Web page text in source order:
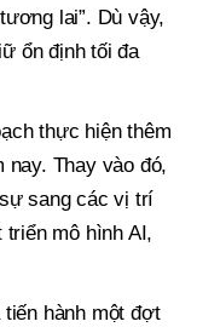
lai”. Dù vậy,
ổn định tối đa
thực hiện thêm
Thay vào đó,
sang các vị trí
triển mô hình AI,
hành một đợt